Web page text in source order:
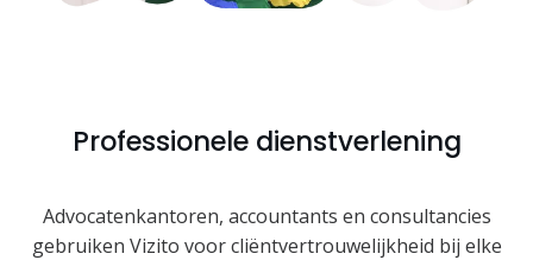
Professionele dienstverlening
Advocatenkantoren, accountants en consultancies
gebruiken Vizito voor cliëntvertrouwelijkheid bij elke